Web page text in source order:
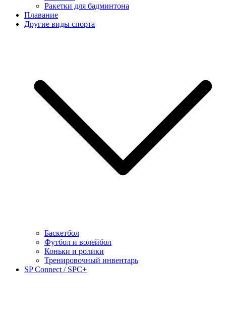
Ракетки для бадминтона
Плавание
Другие виды спорта
Баскетбол
Футбол и волейбол
Коньки и ролики
Тренировочный инвентарь
SP Connect / SPC+